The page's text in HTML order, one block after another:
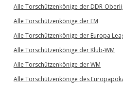
Alle Torschützenkönige der DDR-
Alle Torschützenkönige der EM
Alle Torschützenkönige der Europa
Alle Torschützenkönige der Klub-WM
Alle Torschützenkönige der WM
Alle Torschützenkönige des